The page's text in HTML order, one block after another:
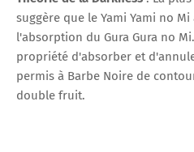
suggère que le Yami Yami no
l'absorption du Gura Gura no
propriété d'absorber et
permis à Barbe Noire de
double fruit.